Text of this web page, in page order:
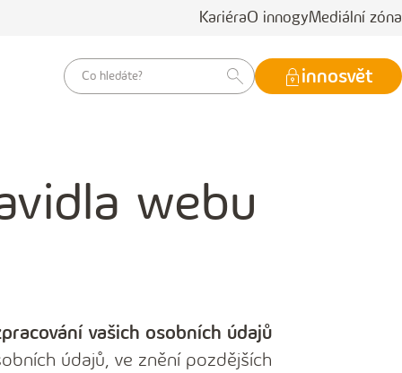
KariéraO innogyMediální zóna
vyhledávací
dotaz
innosvět
webu
vašich osobních údajů
údajů, ve znění pozdějších